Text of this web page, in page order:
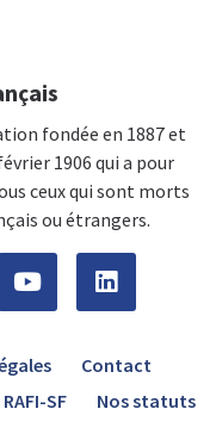
fondée en 1887 et
1906 qui a pour
ceux qui sont morts
ou étrangers.
Contact
RAFI-SF Nos statuts